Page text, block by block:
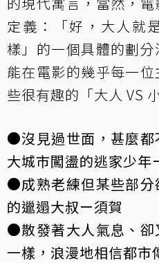
定義：「好，大人就
樣」的一個具體的劃
能在電影的幾乎每一
些很有趣的「大人 VS
●沒見過世面，甚麼都
大城市闖盪的逃家少年
●成熟老練但某些部分
的邋遢大叔ー須賀
●散發著大人氣息、卻
一樣，浪漫地相信都市